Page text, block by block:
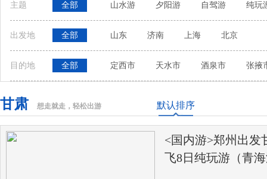
主题 全部 山水游 夕阳游 自驾游 纯玩
出发地 全部 山东 济南 上海 北京
目的地 全部 定西市 天水市 酒泉市 张掖
甘肃 想走就走，轻松出游 默认排序
<国内游>郑州出发
飞8日纯玩游（青